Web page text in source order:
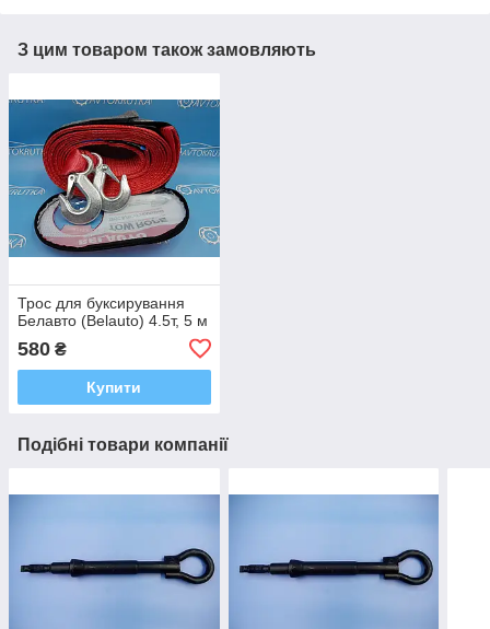
З цим товаром також замовляють
Трос для буксирування
Белавто (Belauto) 4.5т, 5 м
580 ₴
Купити
Подібні товари компанії